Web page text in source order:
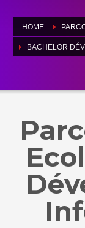
HOME
BACHELOR